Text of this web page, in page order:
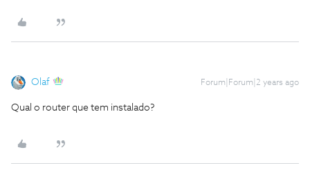
Olaf Forum|Forum|2 years ago
Qual o router que tem instalado?